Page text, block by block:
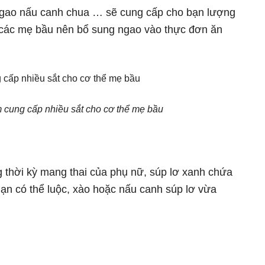
nấu canh chua … sẽ cung cấp cho bạn lượng
mẹ bầu nên bổ sung ngao vào thực đơn ăn
cấp nhiều sắt cho cơ thể mẹ bầu
kỳ mang thai của phụ nữ, súp lơ xanh chứa
có thể luộc, xào hoặc nấu canh súp lơ vừa